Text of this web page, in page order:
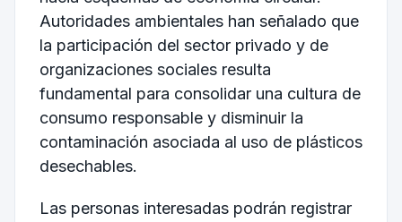
Autoridades ambientales han señalado que
la participación del sector privado y de
organizaciones sociales resulta
fundamental para consolidar una cultura de
consumo responsable y disminuir la
contaminación asociada al uso de plásticos
desechables.
Las personas interesadas podrán registrar